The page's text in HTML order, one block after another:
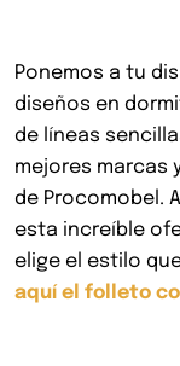
Ponemos a tu
diseños en
de líneas
mejores marcas
de Procomobel.
esta increíble
elige el estilo
aquí el folleto